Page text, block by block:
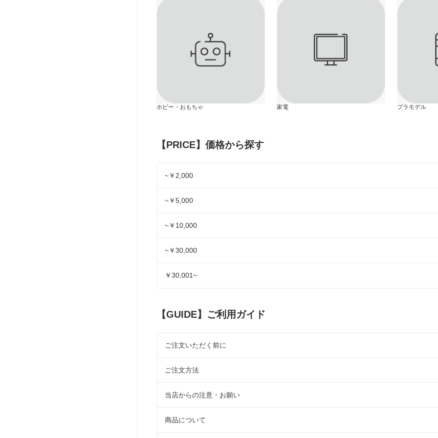
ホビー・おもちゃ 家電 プラモデル
【PRICE】価格から探す
~￥2,000
~￥5,000
~￥10,000
~￥30,000
￥30,001~
【GUIDE】ご利用ガイド
ご注文いただく前に
ご注文方法
当店からの注意・お願い
商品について